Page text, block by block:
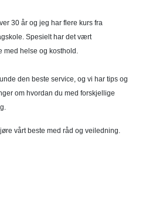
30 år og jeg har flere kurs fra
Spesielt har det vært
med helse og kosthold.
den beste service, og vi har tips og
om hvordan du med forskjellige
vårt beste med råd og veiledning.